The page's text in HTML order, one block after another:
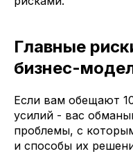
Главные
бизнес-
Если вам обещают
усилий - вас
проблемы, с
и способы их